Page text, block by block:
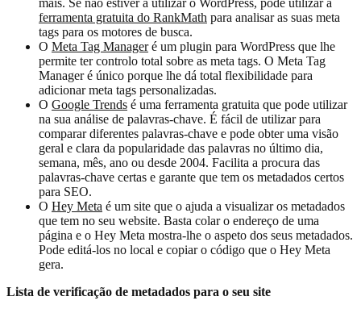
ferramenta gratuita do RankMath para analisar as suas meta
tags para os motores de busca.
O Meta Tag Manageré um plugin para WordPress que lhe
permite ter controlo total sobre as meta tags. O Meta Tag
Manager é único porque lhe dá total flexibilidade para
adicionar meta tags personalizadas.
O Google Trends é uma ferramenta gratuita que pode utilizar
na sua análise de palavras-chave. É fácil de utilizar para
comparar diferentes palavras-chave e pode obter uma visão
geral e clara da popularidade das palavras no último dia,
semana, mês, ano ou desde 2004. Facilita a procura das
palavras-chave certas e garante que tem os metadados certos
para SEO.
O Hey Meta é um site que o ajuda a visualizar os metadados
que tem no seu website. Basta colar o endereço de uma
página e o Hey Meta mostra-lhe o aspeto dos seus metadados.
Pode editá-los no local e copiar o código que o Hey Meta
gera.
Lista de verificação de metadados para o seu site